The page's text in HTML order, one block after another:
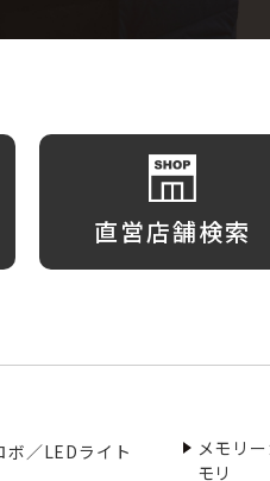
直営店舗検索
ボ／LEDライト
メモリ
モリ